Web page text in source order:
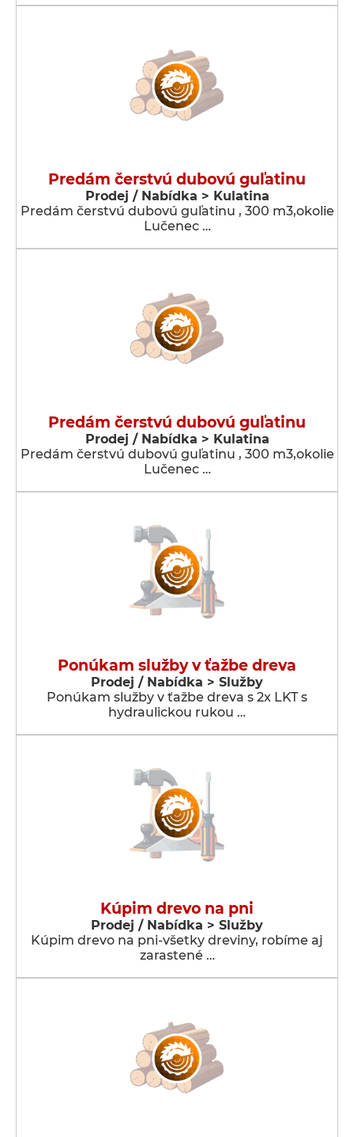
Predám čerstvú dubovú guľatinu
Prodej / Nabídka > Kulatina
Predám čerstvú dubovú guľatinu , 300 m3,okolie
Lučenec …
Predám čerstvú dubovú guľatinu
Prodej / Nabídka > Kulatina
Predám čerstvú dubovú guľatinu , 300 m3,okolie
Lučenec …
Ponúkam služby v ťažbe dreva
Prodej / Nabídka > Služby
Ponúkam služby v ťažbe dreva s 2x LKT s
hydraulickou rukou …
Kúpim drevo na pni
Prodej / Nabídka > Služby
Kúpim drevo na pni-všetky dreviny, robíme aj
zarastené …